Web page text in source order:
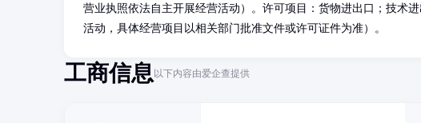
营业执照依法自主开展经营活动）。许可项目：货物进出口；技术
活动，具体经营项目以相关部门批准文件或许可证件为准）。
工商信息以下内容由爱企查提供